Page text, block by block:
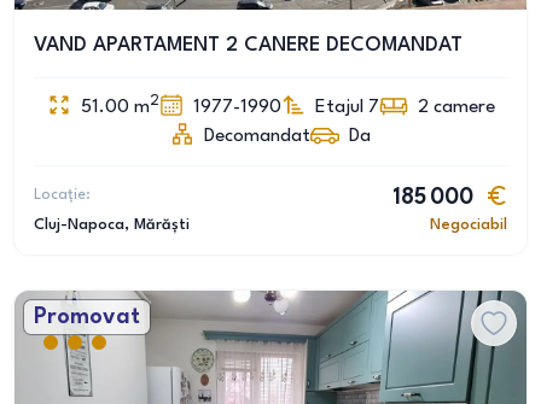
VAND APARTAMENT 2 CANERE DECOMANDAT
51.00 m2 1977-1990 Etajul 7 2 camere
Decomandat
Da
Locație:
Cluj-Napoca, Mărăști
185 000
Negociabil
Promovat